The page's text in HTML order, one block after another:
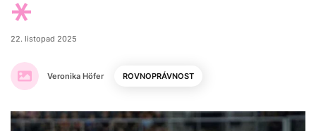
Veronika Höfer
22. listopad 2025
ROVNOPRÁVNOST